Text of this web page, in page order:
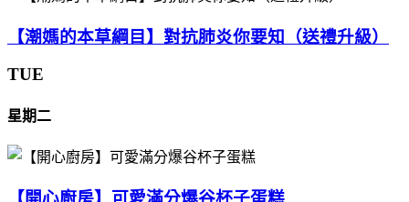
【潮媽的本草綱目】對抗肺炎你要知（送禮升級）
TUE
星期二
【開心廚房】可愛滿分爆谷杯子蛋糕